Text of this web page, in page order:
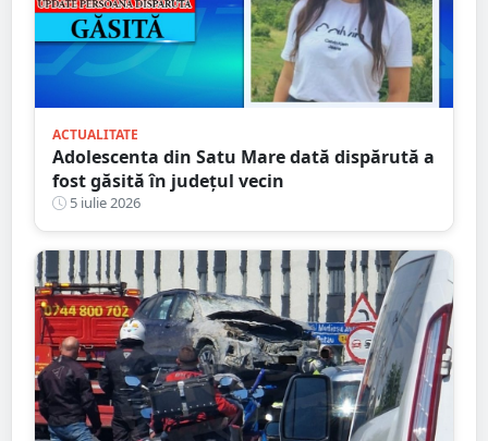
ACTUALITATE
Adolescenta din Satu Mare dată dispărută a
fost găsită în județul vecin
5 iulie 2026